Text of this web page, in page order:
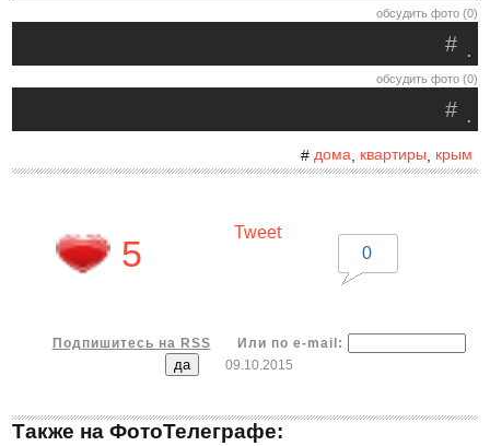
обсудить фото (0)
.
#
обсудить фото (0)
.
#
# дома, квартиры крым
5
Tweet
0
Подпишитесь на RSS
Или по e-mail:
09.10.2015
Также на ФотоТелеграфе: